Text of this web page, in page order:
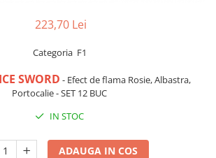
223,70 Lei
Categoria F1
ICE SWORD - Efect de flama Rosie, Albastra,
Portocalie - SET 12 BUC
IN STOC
ADAUGA IN COS